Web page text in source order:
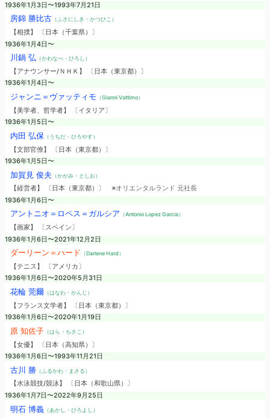
1936年1月3日〜1993年7月21日
房錦 勝比古 （ふさにしき・かつひこ）
【相撲】 〔日本（千葉県）〕
1936年1月4日〜
川鍋 弘（かわなべ・ひろし）
【アナウンサー/ＮＨＫ】 〔日本（東京都）〕
1936年1月4日〜
ジャンニ＝ヴァッティモ （Gianni Vattimo）
【美学者、哲学者】 〔イタリア〕
1936年1月5日〜
内田 弘保 （うちだ・ひろやす）
【文部官僚】 〔日本（東京都）〕
1936年1月5日〜
加賀見 俊夫 （かがみ・としお）
【経営者】 〔日本（東京都）〕 ※オリエンタルランド 元社長
1936年1月6日〜
アントニオ＝ロペス＝ガルシア （Antonio Lopez Garcia）
【画家】 〔スペイン〕
1936年1月6日〜2021年12月2日
ダーリーン＝ハード （Darlene Hard）
【テニス】 〔アメリカ〕
1936年1月6日〜2020年5月31日
花輪 莞爾 （はなわ・かんじ）
【フランス文学者】 〔日本（東京都）〕
1936年1月6日〜2020年1月19日
原 知佐子（はら・ちさこ）
【女優】 〔日本（高知県）〕
1936年1月6日〜1993年11月21日
古川 勝（ふるかわ・まさる）
【水泳競技/競泳】 〔日本（和歌山県）〕
1936年1月7日〜2022年9月25日
明石 博義（あかし・ひろよし）